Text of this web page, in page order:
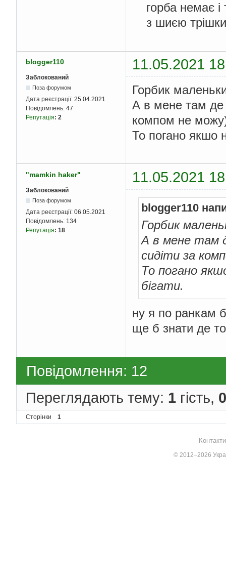
горба немає і
з шиєю трішки
blogger110 11.05.2021
Заблокований
Поза форумом
Дата реєстрації: 25.04.2021
Повідомлень: 47
Репутація: 2
Горбик
А в мене там де
компом не
То погано якшо
"mamkin haker" 11.05.2021
Заблокований
Поза форумом
Дата реєстрації: 06.05.2021
Повідомлень: 134
Репутація: 18
blogger110
Горбик
А в мене там
сидіти за
То погано
бігати.
ну я по ранкам
ще б знати де
Повідомлення: 12
Переглядають тему: 1 гість, 0
Сторінки 1
© 2012–2026